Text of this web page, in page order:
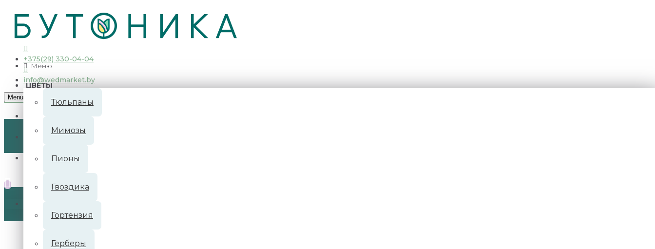
Доставка
Меню
ЦВЕТЫ
Тюльпаны
Мимозы
Пионы
Гвоздика
Гортензия
Герберы
В корзине пусто!
+375(29) 330-04-04
info@wedmarket.by
Menu